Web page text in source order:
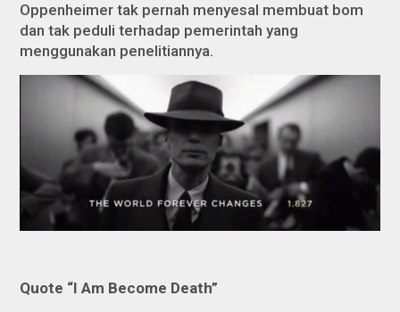
Oppenheimer tak pernah menyesal membuat bom
dan tak peduli terhadap pemerintah yang
menggunakan penelitiannya.
Quote “I Am Become Death”